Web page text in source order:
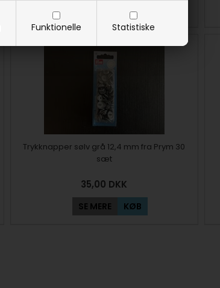
Funktionelle Statistiske
KØB
Trykknapper sølv grå 12,4 mm fra Prym 30
sæt
35,00 DKK
SE MERE KØB